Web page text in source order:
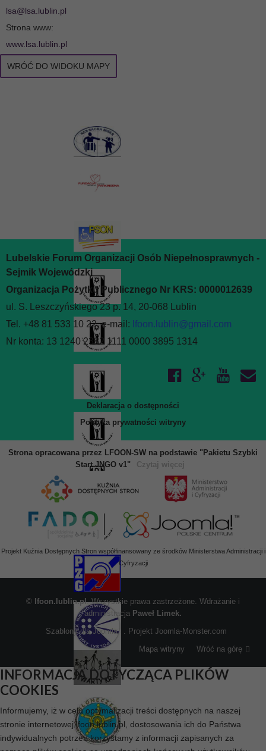
lsa@lsa.lublin.pl
Strona www:
www.lsa.lublin.pl
WRÓĆ DO WIDOKU MAPY
Lubelskie Forum Organizacji Osób Niepełnosprawnych -
Sejmik Wojewódzki
Organizacja Pożytku Publicznego Nr KRS: 0000012639
ul. S. Leszczyńskiego 23 p. 14, 20-068 Lublin
Tel. +48 81 533 10 22, e-mail: lfoon.lublin@gmail.com
Nr konta: 13 1240 2382 1111 0000 3895 1314
Deklaracja o dostępności
Polityka prywatności witryny
Strona opracowana przez LFOON-SW na podstawie "Pakietu Szybki
Start JNGO v1"
Czytaj więcej
Projekt Kuźnia Dostępnych Stron współfinansowany ze środków Ministerstwa Administracji i
Cyfryzacji
© lfoon.lublin.pl. Wszystkie prawa zastrzeżone. Wdrażanie i
administracja Paweł Limek.
Szablony dla Joomla
. Projekt Joomla-Monster.com
Mapa witryny
Wróć na górę
INFORMACJA DOTYCZĄCA PLIKÓW
COOKIES
Informujemy, iż w celu optymalizacji treści dostępnych na naszej
stronie internetowej lfoon.lublin.pl, dostosowania ich do Państwa
indywidualnych potrzeb korzystamy z informacji zapisanych za